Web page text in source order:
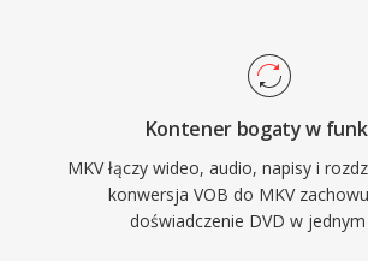
deweloper moze zaimplementowac
zapis MKV bez oplat licencyjnych, co
szeroka adopcje w odtwarzaczach
multimedialnych, narzedziach do
strumieniowania i oprogramowaniu
kodowania. Zdolnosc opakowania
Kontener bogaty w
MKV łączy wideo, audio, napisy i
konwersja VOB do MKV
doświadczenie DVD w jednym